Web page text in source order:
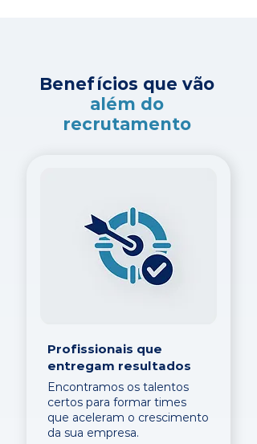
Benefícios que vão
além do
recrutamento
Profissionais que
entregam resultados
Encontramos os talentos
certos para formar times
que aceleram o crescimento
da sua empresa.